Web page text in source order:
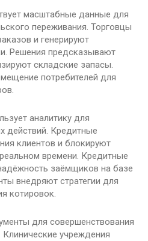
масштабные данные для
переживания. Торговцы
и генерируют
Решения предсказывают
складские запасы.
потребителей для
аналитику для
действий. Кредитные
клиентов и блокируют
времени. Кредитные
заёмщиков на базе
внедряют стратегии для
котировок.
для совершенствования
учреждения